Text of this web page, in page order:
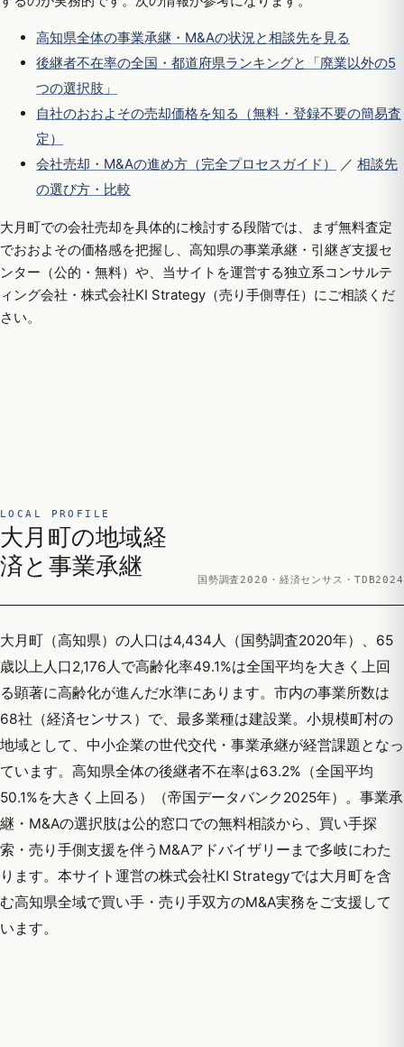
高知県全体の事業承継・M&Aの状況と相談先を見る
後継者不在率の全国・都道府県ランキングと「廃業以外の5
つの選択肢」
自社のおおよその売却価格を知る（無料・登録不要の簡易査
定）
会社売却・M&Aの進め方（完全プロセスガイド）
／ 相談先
の選び方・比較
大月町での会社売却を具体的に検討する段階では、まず無料査定
でおおよその価格感を把握し、高知県の事業承継・引継ぎ支援セ
ンター（公的・無料）や、当サイトを運営する独立系コンサルテ
ィング会社・株式会社KI Strategy（売り手側専任）にご相談くだ
さい。
LOCAL PROFILE
大月町の地域経
済と事業承継
国勢調査2020・経済センサス・TDB2024
大月町（高知県）の人口は4,434人（国勢調査2020年）、65
歳以上人口2,176人で高齢化率49.1%は全国平均を大きく上回
る顕著に高齢化が進んだ水準にあります。市内の事業所数は
68社（経済センサス）で、最多業種は建設業。小規模町村の
地域として、中小企業の世代交代・事業承継が経営課題となっ
ています。高知県全体の後継者不在率は63.2%（全国平均
50.1%を大きく上回る）（帝国データバンク2025年）。事業承
継・M&Aの選択肢は公的窓口での無料相談から、買い手探
索・売り手側支援を伴うM&Aアドバイザリーまで多岐にわた
ります。本サイト運営の株式会社KI Strategyでは大月町を含
む高知県全域で買い手・売り手双方のM&A実務をご支援して
います。